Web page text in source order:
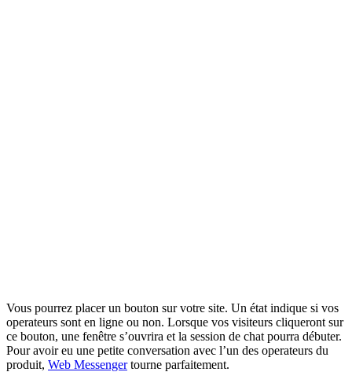
Vous pourrez placer un bouton sur votre site. Un état indique si vos
operateurs sont en ligne ou non. Lorsque vos visiteurs cliqueront sur
ce bouton, une fenêtre s’ouvrira et la session de chat pourra débuter.
Pour avoir eu une petite conversation avec l’un des operateurs du
produit, Web Messengertourne parfaitement.